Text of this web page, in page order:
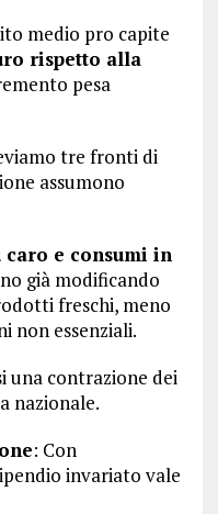
medio pro capite
rispetto alla
pesa
tre fronti di
assumono
e consumi in
già modificando
freschi, meno
non essenziali.
una contrazione dei
nazionale.
: Con
invariato vale